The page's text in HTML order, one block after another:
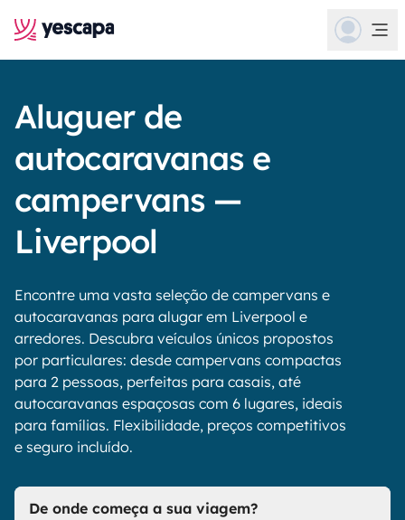
Aluguer de
autocaravanas e
campervans —
Liverpool
Encontre uma vasta seleção de campervans e
autocaravanas para alugar em Liverpool e
arredores. Descubra veículos únicos propostos
por particulares: desde campervans compactas
para 2 pessoas, perfeitas para casais, até
autocaravanas espaçosas com 6 lugares, ideais
para famílias. Flexibilidade, preços competitivos
e seguro incluído.
De onde começa a sua viagem?